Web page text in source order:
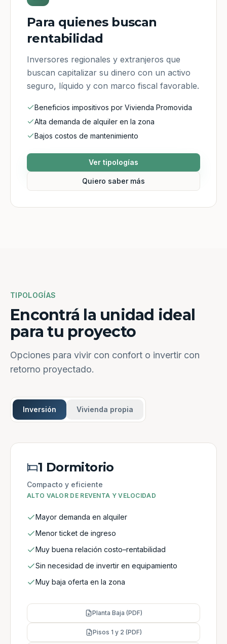
Para quienes buscan
rentabilidad
Inversores regionales y extranjeros que
buscan capitalizar su dinero con un activo
seguro, líquido y con marco fiscal favorable.
Beneficios impositivos por Vivienda Promovida
Alta demanda de alquiler en la zona
Bajos costos de mantenimiento
Ver tipologías
Quiero saber más
TIPOLOGÍAS
Encontrá la unidad ideal
para tu proyecto
Opciones para vivir con confort o invertir con
retorno proyectado.
Inversión Vivienda propia
1 Dormitorio
Compacto y eficiente
ALTO VALOR DE REVENTA Y VELOCIDAD
Mayor demanda en alquiler
Menor ticket de ingreso
Muy buena relación costo–rentabilidad
Sin necesidad de invertir en equipamiento
Muy baja oferta en la zona
Planta Baja (PDF)
Pisos 1 y 2 (PDF)